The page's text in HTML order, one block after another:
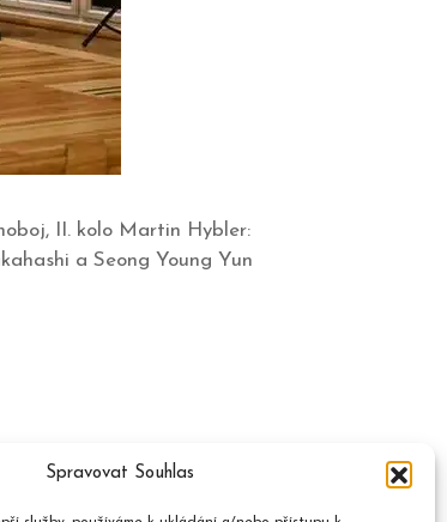
Spravovat Souhlas
II. kolo Martin Hybler:
a Seong Young Yun